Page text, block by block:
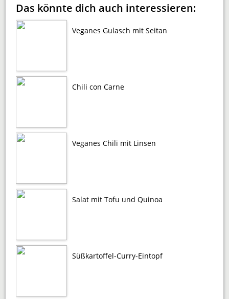
Das könnte dich auch interessieren:
Veganes Gulasch mit Seitan
Chili con Carne
Veganes Chili mit Linsen
Salat mit Tofu und Quinoa
Süßkartoffel-Curry-Eintopf